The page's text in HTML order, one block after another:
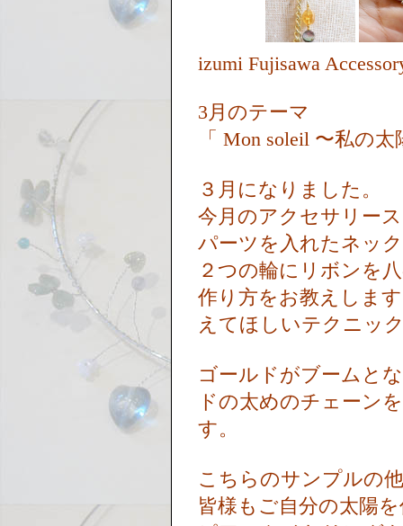
izumi Fujisawa
3月のテーマ
「 Mon soleil 〜私の
３月になりました。
今月のアクセサリー
パーツを入れたネッ
２つの輪にリボンを
作り方をお教えしま
えてほしいテクニッ
ゴールドがブームと
ドの太めのチェーン
す。
こちらのサンプルの
皆様もご自分の太陽